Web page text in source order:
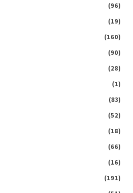
(96)
(19)
(160)
(90)
(28)
(1)
(83)
(52)
(18)
(66)
(16)
(191)